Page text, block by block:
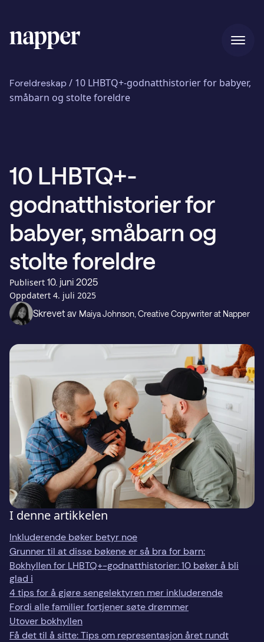
Hjem
Vår historie
Blogg
Gavekort
Kundestøtte
Last ned fra
Foreldreskap/ 10 LHBTQ+-godnatthistorier for babyer,
småbarn og stolte foreldre
10 LHBTQ+-
godnatthistorier for
babyer, småbarn og
stolte foreldre
Publisert 10. juni 2025
Oppdatert 4. juli 2025
Skrevet av Maiya Johnson , Creative Copywriter at Napper
I denne artikkelen
Inkluderende bøker betyr noe
Grunner til at disse bøkene er så bra for barn:
Bokhyllen for LHBTQ+-godnatthistorier: 10 bøker å bli
glad i
4 tips for å gjøre sengelektyren mer inkluderende
Fordi alle familier fortjener søte drømmer
Utover bokhyllen
Få det til å sitte: Tips om representasjon året rundt